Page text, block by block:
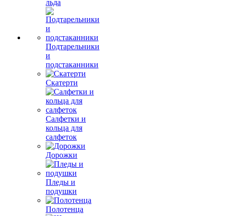
льда
Подтарельники
и
подстаканники
Скатерти
Салфетки и
кольца для
салфеток
Дорожки
Пледы и
подушки
Полотенца